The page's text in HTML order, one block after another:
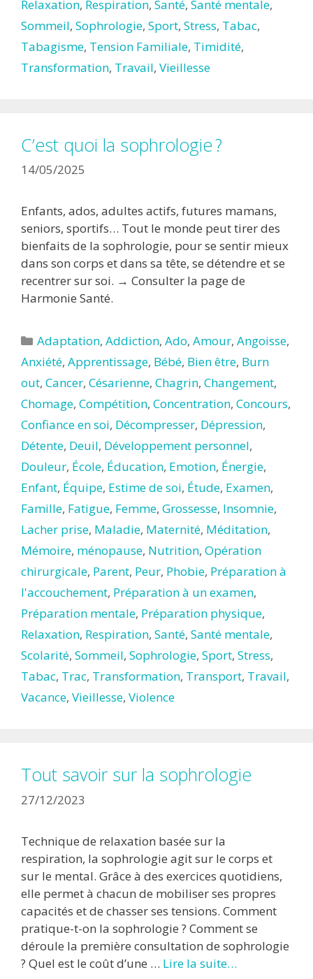
Relaxation, Respiration, Santé, Santé mentale,
Sommeil, Sophrologie, Sport, Stress, Tabac,
Tabagisme, Tension Familiale, Timidité,
Transformation, Travail, Vieillesse
C’est quoi la sophrologie ?
14/05/2025
Enfants, ados, adultes actifs, futures mamans,
seniors, sportifs… Tout le monde peut tirer des
bienfaits de la sophrologie, pour se sentir mieux
dans son corps et dans sa tête, se détendre et se
recentrer sur soi. → Consulter la page de
Harmonie Santé.
Catégories
Adaptation,Addiction,Ado,Amour,Angoisse,
Anxiété, Apprentissage, Bébé, Bien être, Burn
out, Cancer, Césarienne, Chagrin, Changement,
Chomage, Compétition, Concentration, Concours,
Confiance en soi, Décompresser, Dépression,
Détente, Deuil, Développement personnel,
Douleur, École, Éducation, Emotion, Énergie,
Enfant, Équipe, Estime de soi, Étude, Examen,
Famille, Fatigue, Femme, Grossesse, Insomnie,
Lacher prise, Maladie, Maternité, Méditation,
Mémoire, ménopause, Nutrition, Opération
chirurgicale, Parent, Peur, Phobie, Préparation à
l'accouchement, Préparation à un examen,
Préparation mentale, Préparation physique,
Relaxation, Respiration, Santé, Santé mentale,
Scolarité, Sommeil, Sophrologie, Sport, Stress,
Tabac, Trac, Transformation, Transport, Travail,
Vacance, Vieillesse, Violence
Tout savoir sur la sophrologie
27/12/2023
Technique de relaxation basée sur la
respiration, la sophrologie agit sur le corps et
sur le mental. Grâce à des exercices quotidiens,
elle permet à chacun de mobiliser ses propres
capacités et de chasser ses tensions. Comment
pratique-t-on la sophrologie ? Comment se
déroule la première consultation de sophrologie
? Quel est le coût d’une … Lire la suite…